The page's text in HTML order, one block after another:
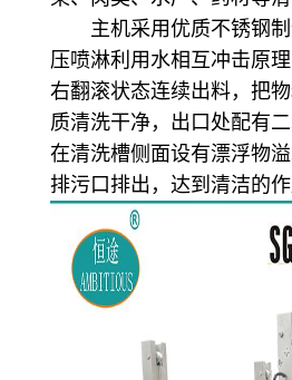
主机采用优质不锈钢制
压喷淋利用水相互冲击原
右翻滚状态连续出料，把
质清洗干净，出口处配有二
在清洗槽侧面设有漂浮物
排污口排出，达到清洁的作